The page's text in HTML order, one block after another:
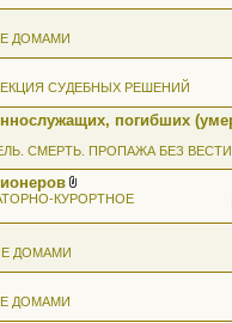
о
н
я
ДОМАМИ
СУДЕБНЫХ РЕШЕНИЙ
погибших
СМЕРТЬ. ПРОПАЖА БЕЗ ВЕСТИ
В
о
КУРОРТНОЕ
ДОМАМИ
ДОМАМИ